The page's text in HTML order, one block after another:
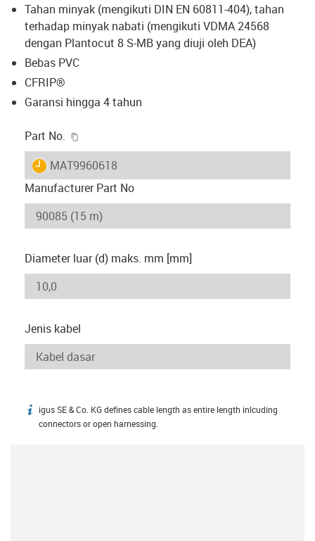
Tahan minyak (mengikuti DIN EN 60811-404), tahan
terhadap minyak nabati (mengikuti VDMA 24568
dengan Plantocut 8 S-MB yang diuji oleh DEA)
Bebas PVC
CFRIP®
Garansi hingga 4 tahun
Part No.
igus-icon-lieferzeit
MAT9960618
Manufacturer Part No
Diameter luar (d) maks. mm [mm]
Jenis kabel
igus-icon-info
igus SE & Co. KG defines cable length as entire length inlcuding
connectors or open harnessing.